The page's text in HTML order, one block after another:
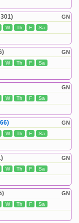
GN
W Th F Sa
GN
W Th F Sa
GN
W Th F Sa
GN
W Th F Sa
GN
W Th F Sa
GN
W Th F Sa